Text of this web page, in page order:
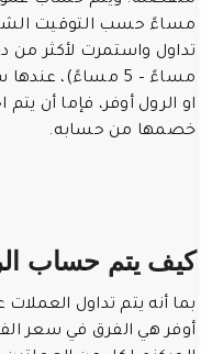
مساءً حسب التوقيت
مساءً – 5 مساءً)،
او الرول أوفر، فإما أن
خصمها من حسابه.
كيف يتم حساب
بما أنه يتم تداول
أوفر هي الفرق في سعر